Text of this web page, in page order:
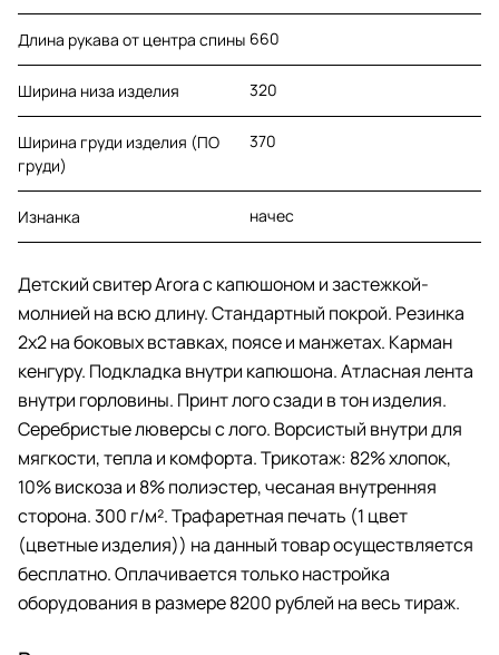
Длина рукава от центра спины 660
Ширина низа изделия 320
Ширина груди изделия (ПО
груди)
370
Изнанка начес
Детский свитер Arora с капюшоном и застежкой-
молнией на всю длину. Стандартный покрой. Резинка
2х2 на боковых вставках, поясе и манжетах. Карман
кенгуру. Подкладка внутри капюшона. Атласная лента
внутри горловины. Принт лого сзади в тон изделия.
Серебристые люверсы с лого. Ворсистый внутри для
мягкости, тепла и комфорта. Трикотаж: 82% хлопок,
10% вискоза и 8% полиэстер, чесаная внутренняя
сторона. 300 г/м². Трафаретная печать (1 цвет
(цветные изделия)) на данный товар осуществляется
бесплатно. Оплачивается только настройка
оборудования в размере 8200 рублей на весь тираж.